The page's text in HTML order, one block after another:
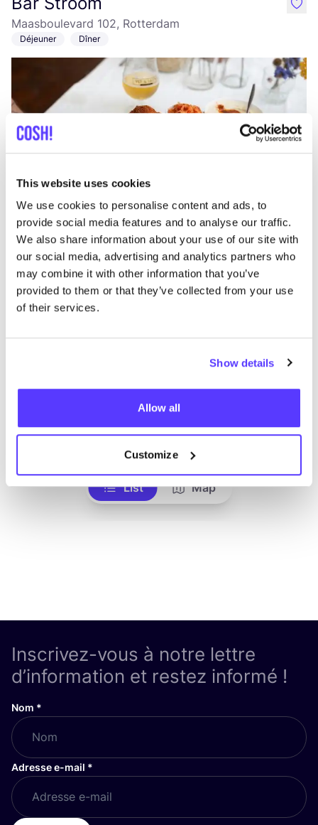
This website uses cookies
We use cookies to personalise content and ads, to
provide social media features and to analyse our traffic.
We also share information about your use of our site with
our social media, advertising and analytics partners who
may combine it with other information that you’ve
provided to them or that they’ve collected from your use
of their services.
Show details
Allow all
Customize
Maasboulevard 102, Rotterdam
Déjeuner Dîner
Ajouter à l'itinéraire Visiter la boutique en ligne
like
Rotonde
Goudsesingel 230, Rotterdam
Ajouter à l'itinéraire Visiter la boutique en ligne
List Map
Inscrivez-vous à notre lettre
d’information et restez informé !
Nom *
Adresse e-mail *